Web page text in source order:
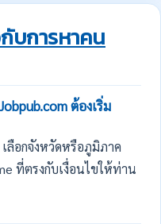
บการหาคน
ต้องเริ่ม
ลือกจังหวัดหรือภูมิภาค
ที่ตรงกับเงื่อนไขให้ท่าน